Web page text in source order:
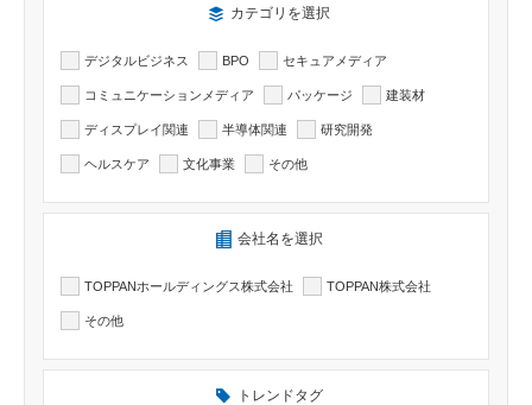
検索したい記事のカテゴリーを選択出来ます
カテゴリを選択
デジタルビジネス BPO セキュアメディア
コミュニケーションメディア パッケージ 建装材
ディスプレイ関連 半導体関連 研究開発
ヘルスケア 文化事業 その他
検索したい記事の会社名を選択出来ます
会社名を選択
TOPPANホールディングス株式会社 TOPPAN株式会社
その他
トレンドタグ